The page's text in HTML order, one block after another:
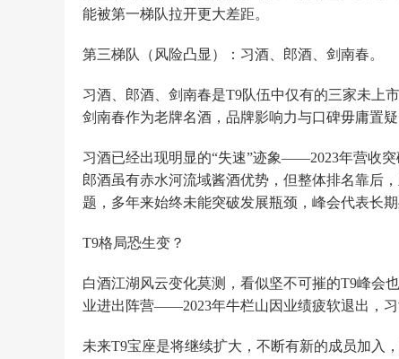
能被第一梯队拉开更大差距。
第三梯队（风险凸显）：习酒、郎酒、剑南春。
习酒、郎酒、剑南春是T9队伍中仅有的三家未上
剑南春作为老牌名酒，品牌影响力与口碑毋庸置
习酒已经出现明显的“失速”迹象——2023年营收突
郎酒虽有赤水河流域酱酒优势，但整体排名靠后
题，多年来始终未能突破发展瓶颈，峰会代表长
T9格局恐生变？
白酒江湖风云变化莫测，看似坚不可摧的T9峰会
业进出阵营——2023年牛栏山因业绩疲软退出，习
未来T9宝座是将继续扩大，不断有新的成员加入